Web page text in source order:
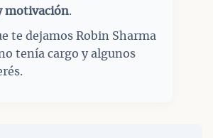
motivación.
te dejamos Robin Sharma
tenía cargo y algunos